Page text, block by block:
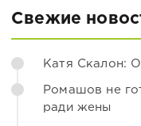
Свежие
Катя Скалон:
Ромашов не
ради жены